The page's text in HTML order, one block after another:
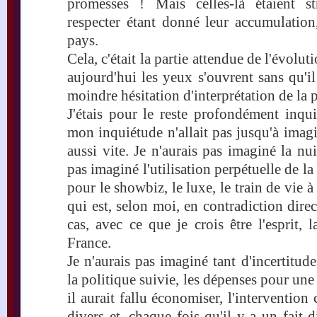
promesses ! Mais celles-là étaient
respecter étant donné leur
pays.
Cela, c'était la partie attendue de
aujourd'hui les yeux s'ouvrent sans
moindre hésitation d'interprétation de la
J'étais pour le reste profondément
mon inquiétude n'allait pas jusqu'à
aussi vite. Je n'aurais pas imaginé la
pas imaginé l'utilisation perpétuelle de
pour le showbiz, le luxe, le train de vie à
qui est, selon moi, en contradiction
cas, avec ce que je crois être l'esprit,
France.
Je n'aurais pas imaginé tant
la politique suivie, les dépenses pour
il aurait fallu économiser, l'intervention